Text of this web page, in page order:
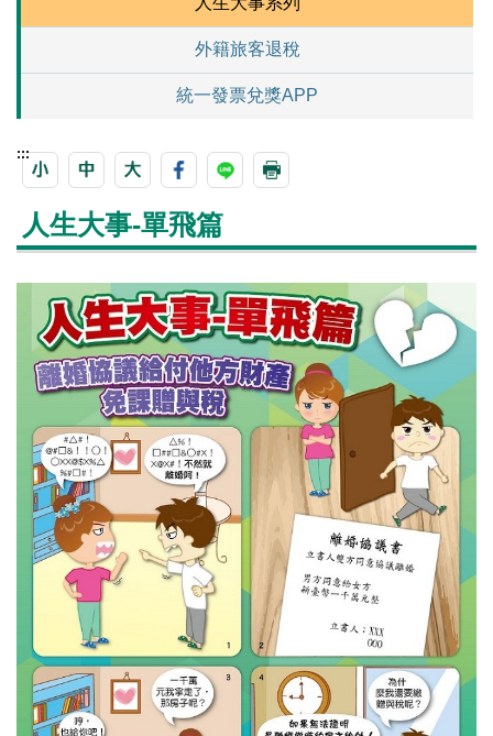
外籍旅客退稅
統一發票兌獎APP
:::
人生大事-單飛篇